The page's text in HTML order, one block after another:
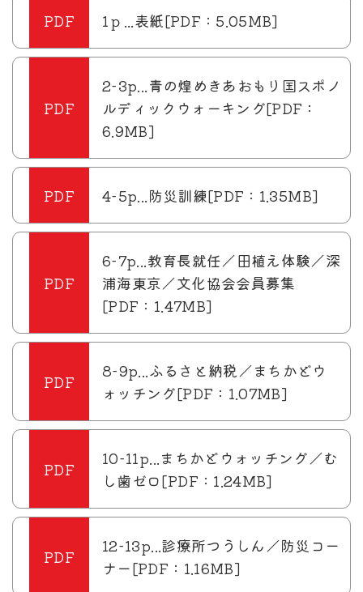
1ｐ...表紙[PDF：5.05MB]
2-3p...青の煌めきあおもり国スポノ
ルディックウォーキング[PDF：
6.9MB]
4-5p...防災訓練[PDF：1.35MB]
6-7p...教育長就任／田植え体験／深
浦海東京／文化協会会員募集
[PDF：1.47MB]
8-9p...ふるさと納税／まちかどウ
ォッチング[PDF：1.07MB]
10-11p...まちかどウォッチング／む
し歯ゼロ[PDF：1.24MB]
12-13p...診療所つうしん／防災コー
ナー[PDF：1.16MB]